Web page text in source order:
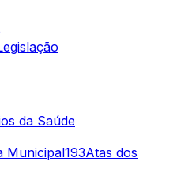
da Saúde
Municipal193Atas dos